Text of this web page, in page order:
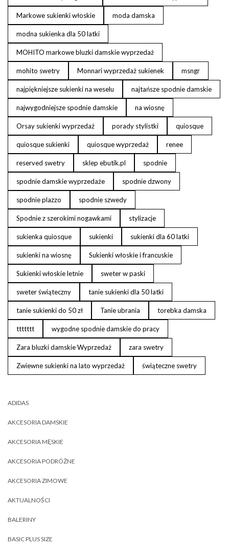
Markowe sukienki włoskie moda damska
modna sukienka dla 50 latki
MOHITO markowe bluzki damskie wyprzedaż
mohito swetry Monnari wyprzedaż sukienek msngr
najpiękniejsze sukienki na weselu najtańsze spodnie damskie
najwygodniejsze spodnie damskie na wiosnę
Orsay sukienki wyprzedaż porady stylistki quiosque
quiosque sukienki quiosque wyprzedaż renee
reserved swetry sklep ebutik.pl spodnie
spodnie damskie wyprzedaże spodnie dzwony
spodnie plazzo spodnie szwedy
Spodnie z szerokimi nogawkami stylizacje
sukienka quiosque sukienki sukienki dla 60 latki
sukienki na wiosnę Sukienki włoskie i francuskie
Sukienki włoskie letnie sweter w paski
sweter świąteczny tanie sukienki dla 50 latki
tanie sukienki do 50 zł Tanie ubrania torebka damska
ttttttt wygodne spodnie damskie do pracy
Zara bluzki damskie Wyprzedaż zara swetry
Zwiewne sukienki na lato wyprzedaż świąteczne swetry
ADIDAS
AKCESORIA DAMSKIE
AKCESORIA MĘSKIE
AKCESORIA PODRÓŻNE
AKCESORIA ZIMOWE
AKTUALNOŚCI
BALERINY
BASIC PLUS SIZE